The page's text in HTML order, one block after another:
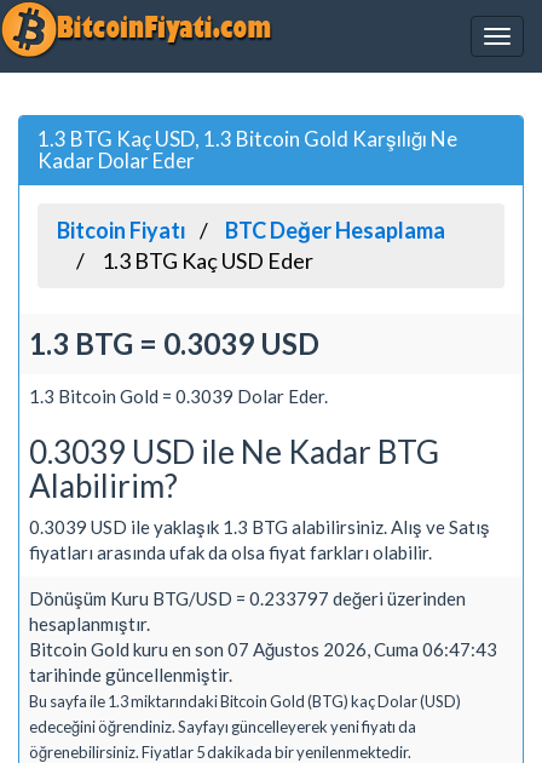
1.3 BTG Kaç USD, 1.3 Bitcoin Gold Karşılığı Ne
Kadar Dolar Eder
Bitcoin Fiyatı
BTC Değer Hesaplama
1.3 BTG Kaç USD Eder
1.3 BTG = 0.3039 USD
1.3 Bitcoin Gold = 0.3039 Dolar Eder.
0.3039 USD ile Ne Kadar BTG
Alabilirim?
0.3039 USD ile yaklaşık 1.3 BTG alabilirsiniz. Alış ve Satış
fiyatları arasında ufak da olsa fiyat farkları olabilir.
Dönüşüm Kuru BTG/USD = 0.233797 değeri üzerinden
hesaplanmıştır.
Bitcoin Gold kuru en son 07 Ağustos 2026, Cuma 06:47:43
tarihinde güncellenmiştir.
Bu sayfa ile 1.3 miktarındaki Bitcoin Gold (BTG) kaç Dolar (USD)
edeceğini öğrendiniz. Sayfayı güncelleyerek yeni fiyatı da
öğrenebilirsiniz. Fiyatlar 5 dakikada bir yenilenmektedir.